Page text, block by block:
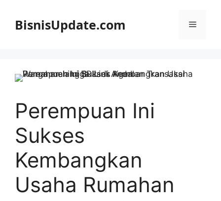
BisnisUpdate.com Menu
Perempuan Ini
Sukses
Kembangkan
Usaha Rumahan